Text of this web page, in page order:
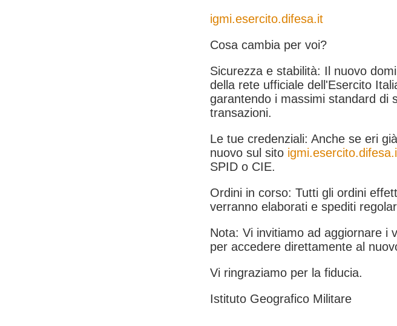
igmi.esercito.difesa.it
Cosa cambia per voi?
Sicurezza e stabilità: Il nuovo
della rete ufficiale dell'Esercito
garantendo i massimi standard di
transazioni.
Le tue credenziali: Anche se eri
nuovo sul sito
SPID o CIE.
Ordini in corso: Tutti gli ordini
verranno elaborati e spediti
Nota: Vi invitiamo ad aggiornare i
per accedere direttamente al
Vi ringraziamo per la fiducia.
Istituto Geografico Militare